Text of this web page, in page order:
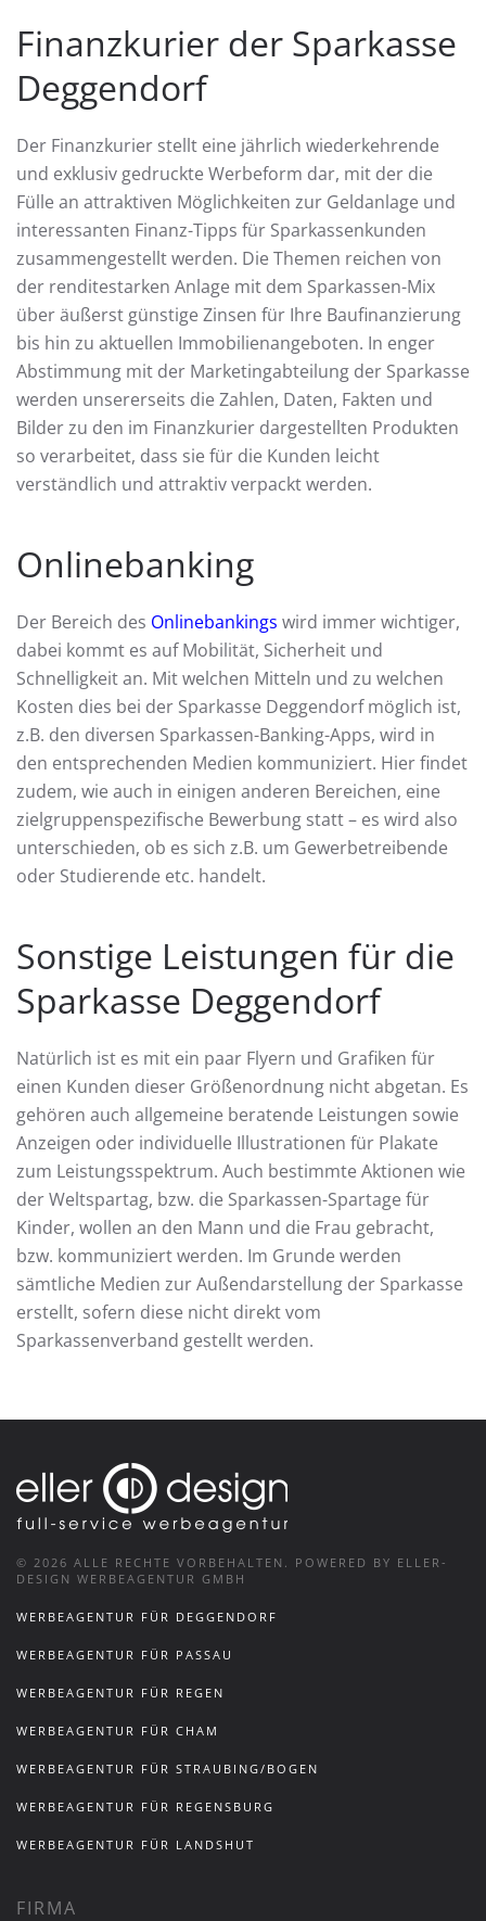
Finanzkurier der Sparkasse
Deggendorf
Der Finanzkurier stellt eine jährlich wiederkehrende
und exklusiv gedruckte Werbeform dar, mit der die
Fülle an attraktiven Möglichkeiten zur Geldanlage und
interessanten Finanz-Tipps für Sparkassenkunden
zusammengestellt werden. Die Themen reichen von
der renditestarken Anlage mit dem Sparkassen-Mix
über äußerst günstige Zinsen für Ihre Baufinanzierung
bis hin zu aktuellen Immobilienangeboten. In enger
Abstimmung mit der Marketingabteilung der Sparkasse
werden unsererseits die Zahlen, Daten, Fakten und
Bilder zu den im Finanzkurier dargestellten Produkten
so verarbeitet, dass sie für die Kunden leicht
verständlich und attraktiv verpackt werden.
Onlinebanking
Der Bereich des Onlinebankings wird immer wichtiger,
dabei kommt es auf Mobilität, Sicherheit und
Schnelligkeit an. Mit welchen Mitteln und zu welchen
Kosten dies bei der Sparkasse Deggendorf möglich ist,
z.B. den diversen Sparkassen-Banking-Apps, wird in
den entsprechenden Medien kommuniziert. Hier findet
zudem, wie auch in einigen anderen Bereichen, eine
zielgruppenspezifische Bewerbung statt – es wird also
unterschieden, ob es sich z.B. um Gewerbetreibende
oder Studierende etc. handelt.
Sonstige Leistungen für die
Sparkasse Deggendorf
Natürlich ist es mit ein paar Flyern und Grafiken für
einen Kunden dieser Größenordnung nicht abgetan. Es
gehören auch allgemeine beratende Leistungen sowie
Anzeigen oder individuelle Illustrationen für Plakate
zum Leistungsspektrum. Auch bestimmte Aktionen wie
der Weltspartag, bzw. die Sparkassen-Spartage für
Kinder, wollen an den Mann und die Frau gebracht,
bzw. kommuniziert werden. Im Grunde werden
sämtliche Medien zur Außendarstellung der Sparkasse
erstellt, sofern diese nicht direkt vom
Sparkassenverband gestellt werden.
© 2026 ALLE RECHTE VORBEHALTEN. POWERED BY ELLER-
DESIGN WERBEAGENTUR GMBH
WERBEAGENTUR FÜR DEGGENDORF
WERBEAGENTUR FÜR PASSAU
WERBEAGENTUR FÜR REGEN
WERBEAGENTUR FÜR CHAM
WERBEAGENTUR FÜR STRAUBING/BOGEN
WERBEAGENTUR FÜR REGENSBURG
WERBEAGENTUR FÜR LANDSHUT
FIRMA